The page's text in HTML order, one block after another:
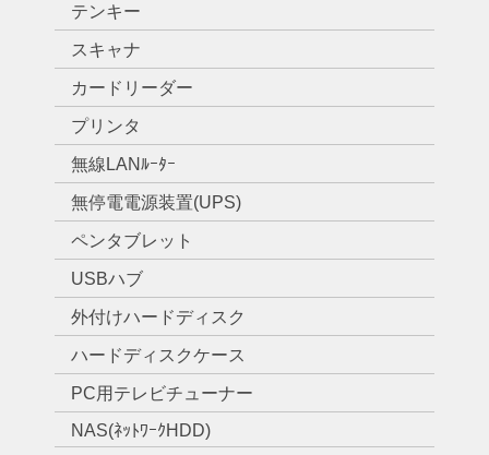
テンキー
スキャナ
カードリーダー
プリンタ
無線LANﾙｰﾀｰ
無停電電源装置(UPS)
ペンタブレット
USBハブ
外付けハードディスク
ハードディスクケース
PC用テレビチューナー
NAS(ﾈｯﾄﾜｰｸHDD)